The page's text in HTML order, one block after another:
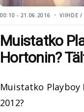
00:10 - 21.06.2016 VIIHDE /
Muistatko
Hortonin?
Muistatko
2012?